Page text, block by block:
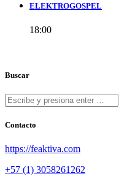
ELEKTROGOSPEL
18:00
Buscar
Contacto
https://feaktiva.com
+57 (1) 3058261262